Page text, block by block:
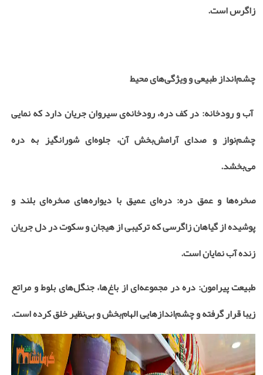
زاگرس است.
چشم‌انداز طبیعی و ویژگی‌های محیط
آب و رودخانه: در کف دره، رودخانه‌ی سیروان جریان دارد که نمایی
چشم‌نواز و صدای آرامش‌بخش آن، جلوه‌ای شورانگیز به دره
می‌بخشد.
صخره‌ها و عمق دره: دره‌ای عمیق با دیواره‌های صخره‌ای بلند و
پوشیده ازگیاهانزاگرسی که ترکیبی از هیجان و سکوت در دل جریان
زنده آب نمایان است.
طبیعت پیرامون: دره در مجموعه‌ای از باغ‌ها، جنگل‌های بلوط و مراتع
زیبا قرار گرفته و چشم‌اندازهایی الهام‌بخش و بی‌نظیر خلق کرده است.